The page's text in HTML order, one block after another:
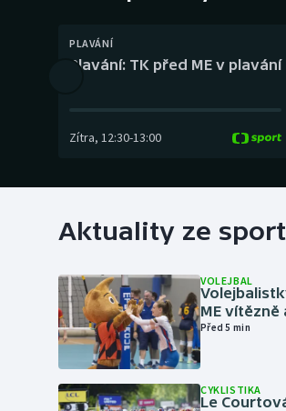
PLAVÁNÍ
Plavání: TK před ME v plavání
Zítra, 12:30-13:00
Aktuality ze
VOLEJBAL
ME vítězně
Před 5 min
CYKLISTIKA
Le